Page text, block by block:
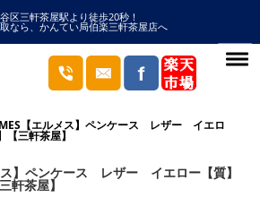
区三軒茶屋駅より徒歩20秒！
なら、かんてい局伯楽三軒茶屋店へ
【エルメス】ペンケース レザー イエロ
三軒茶屋】
ス】ペンケース レザー イエロー【質】
軒茶屋】